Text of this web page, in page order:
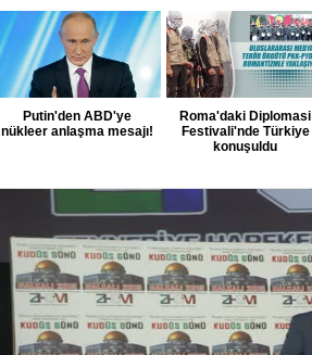
Putin'den ABD'ye
nükleer anlaşma mesajı!
Roma'daki Diplomasi
Festivali'nde Türkiye
konuşuldu